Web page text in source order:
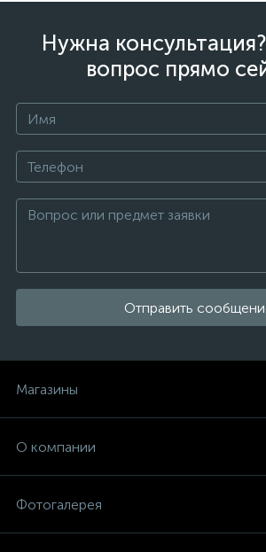
Нужна
вопрос прямо
Отправить
Магазины
О компании
Фотогалерея